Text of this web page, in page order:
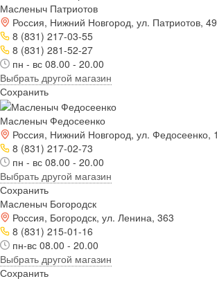
Масленыч Патриотов
Россия, Нижний Новгород, ул. Патриотов,
8 (831) 217-03-55
8 (831) 281-52-27
пн - вс 08.00 - 20.00
Выбрать другой магазин
Сохранить
Масленыч Федосеенко
Россия, Нижний Новгород, ул. Федосеенко,
8 (831) 217-02-73
пн - вс 08.00 - 20.00
Выбрать другой магазин
Сохранить
Масленыч Богородск
Россия, Богородск, ул. Ленина, 363
8 (831) 215-01-16
пн-вс 08.00 - 20.00
Выбрать другой магазин
Сохранить